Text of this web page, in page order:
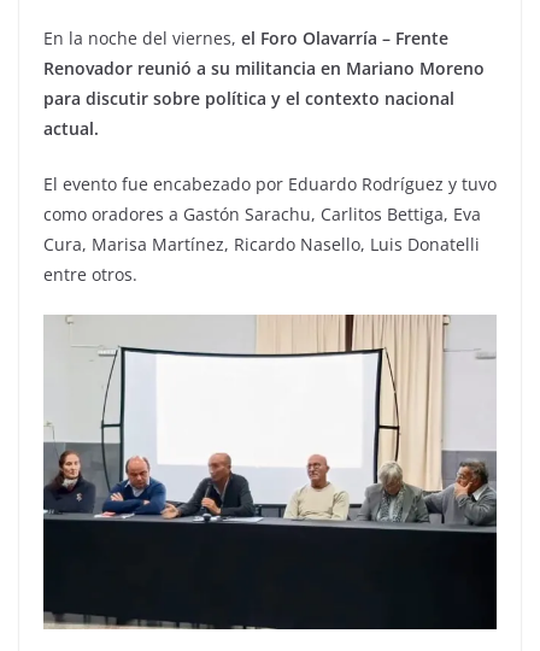
En la noche del viernes, el Foro Olavarría – Frente
Renovador reunió a su militancia en Mariano Moreno
para discutir sobre política y el contexto nacional
actual.
El evento fue encabezado por Eduardo Rodríguez y tuvo
como oradores a Gastón Sarachu, Carlitos Bettiga, Eva
Cura, Marisa Martínez, Ricardo Nasello, Luis Donatelli
entre otros.